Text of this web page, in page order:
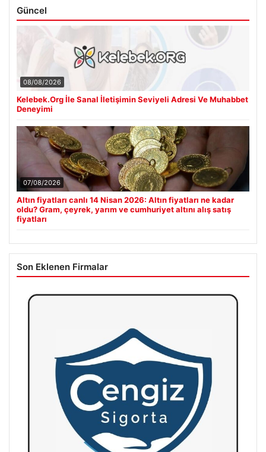
Güncel
08/08/2026
Kelebek.Org İle Sanal İletişimin Seviyeli Adresi Ve Muhabbet
Deneyimi
07/08/2026
Altın fiyatları canlı 14 Nisan 2026: Altın fiyatları ne kadar
oldu? Gram, çeyrek, yarım ve cumhuriyet altını alış satış
fiyatları
Son Eklenen Firmalar